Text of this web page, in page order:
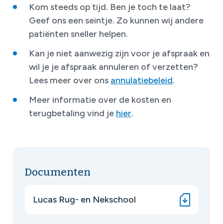
Kom steeds op tijd. Ben je toch te laat?
Geef ons een seintje. Zo kunnen wij andere
patiënten sneller helpen.
Kan je niet aanwezig zijn voor je afspraak en
wil je je afspraak annuleren of verzetten?
Lees meer over ons annulatiebeleid.
Meer informatie over de kosten en
terugbetaling vind je hier.
Documenten
Lucas Rug- en Nekschool